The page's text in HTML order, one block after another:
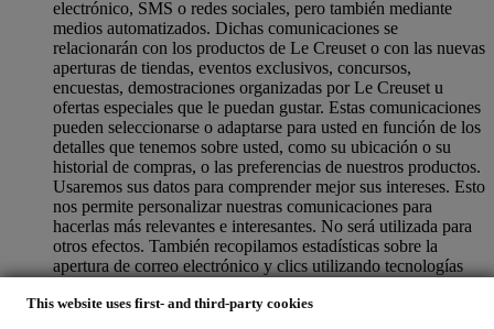
This website uses first- and third-party cookies
electrónico, SMS o redes sociales, pero también mediante
medios automatizados. Dichas comunicaciones se
relacionarán con los productos de Le Creuset o con las nuevas
aperturas de tiendas, eventos exclusivos, concursos,
encuestas, demostraciones organizadas por Le Creuset u
ofertas especiales que le puedan gustar. Estas comunicaciones
pueden seleccionarse o adaptarse para usted en función de los
detalles que tenemos sobre usted, como su ubicación o su
historial de compras, o las preferencias de nuestros productos.
Usaremos sus datos para comprender mejor sus intereses. Esto
nos permite personalizar nuestras comunicaciones para
hacerlas más relevantes e interesantes. No será utilizada para
otros efectos. También recopilamos estadísticas sobre la
apertura de correo electrónico y clics utilizando tecnologías
en los correos electrónicos) para ayudarnos a monitorizar